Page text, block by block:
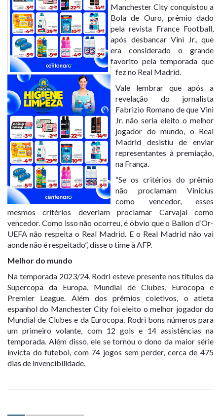
Manchester City conquistou a
Bola de Ouro, prêmio dado
pela revista France Football,
após desbancar Vini Jr., que
era considerado o grande
favorito pela temporada que
fez no Real Madrid.
Vale lembrar que após a
revelação do jornalista
Fabrizio Romano de que Vini
Jr. não seria eleito o melhor
jogador do mundo, o Real
Madrid desistiu de enviar
representantes à premiação,
na França.
“Se os critérios do prêmio
não proclamam Vinicius
como vencedor, esses
mesmos critérios deveriam proclamar Carvajal como
vencedor. Como isso não ocorreu, é óbvio que o Ballon d’Or-
UEFA não respeita o Real Madrid. E o Real Madrid não vai
aonde não é respeitado”, disse o time à AFP.
Melhor do mundo
Na temporada 2023/24, Rodri esteve presente nos títulos da
Supercopa da Europa, Mundial de Clubes, Eurocopa e
Premier League. Além dos prêmios coletivos, o atleta
espanhol do Manchester City foi eleito o melhor jogador do
Mundial de Clubes e da Eurocopa. Rodri bons números para
um primeiro volante, com 12 gols e 14 assistências na
temporada. Além disso, ele se tornou o dono da maior série
invicta do futebol, com 74 jogos sem perder, cerca de 475
dias de invencibilidade.